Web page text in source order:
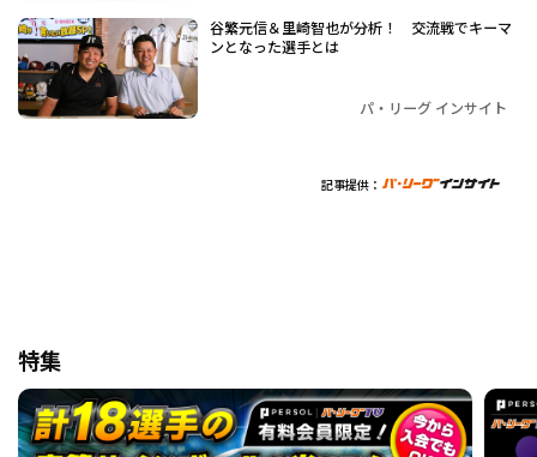
谷繁元信＆里崎智也が分析！ 交流戦でキーマ
ンとなった選手とは
パ・リーグ インサイト
記事提供：
特集